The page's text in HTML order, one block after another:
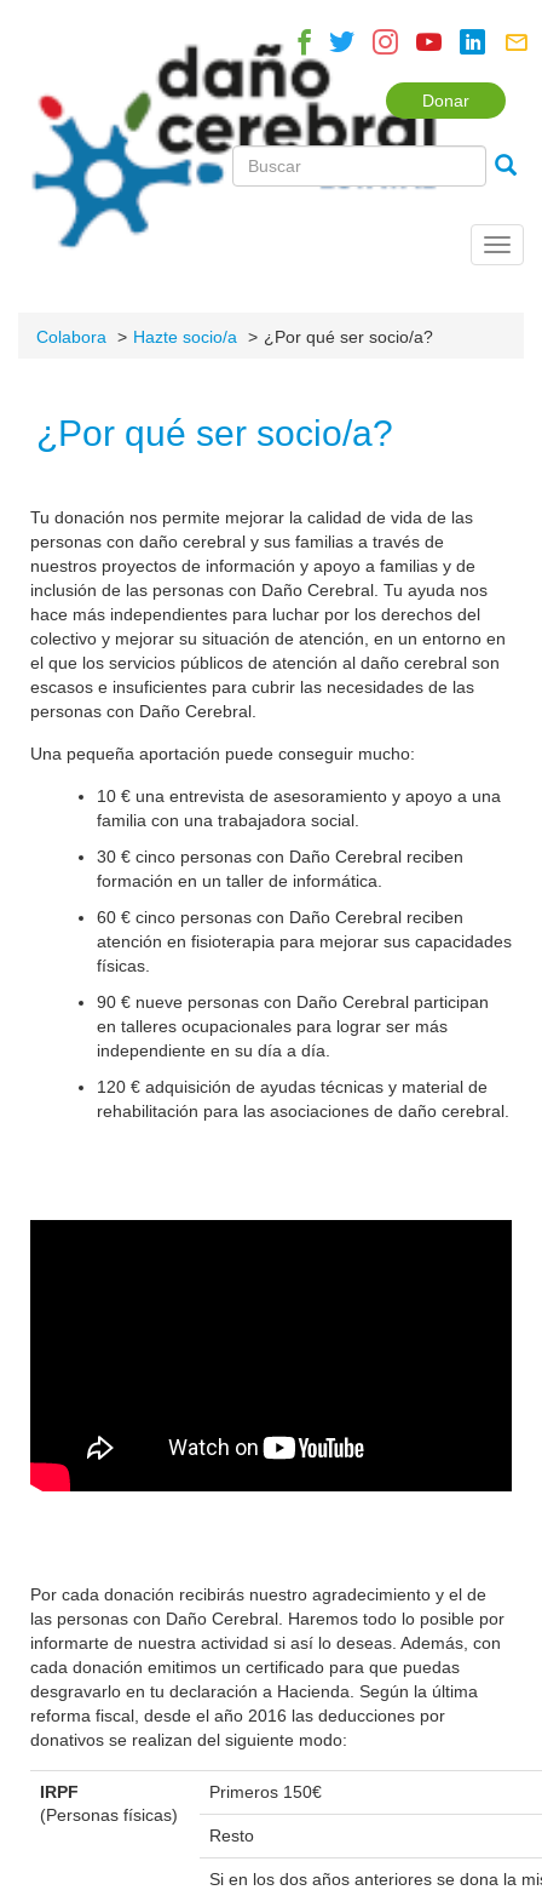
Donar
Colabora Hazte socio/a ¿Por qué ser socio/a?
¿Por qué ser socio/a?
Tu donación nos permite mejorar la calidad de vida de las
personas con daño cerebral y sus familias a través de
nuestros proyectos de información y apoyo a familias y de
inclusión de las personas con Daño Cerebral. Tu ayuda nos
hace más independientes para luchar por los derechos del
colectivo y mejorar su situación de atención, en un entorno en
el que los servicios públicos de atención al daño cerebral son
escasos e insuficientes para cubrir las necesidades de las
personas con Daño Cerebral.
Una pequeña aportación puede conseguir mucho:
10 € una entrevista de asesoramiento y apoyo a una
familia con una trabajadora social.
30 € cinco personas con Daño Cerebral reciben
formación en un taller de informática.
60 € cinco personas con Daño Cerebral reciben
atención en fisioterapia para mejorar sus capacidades
físicas.
90 € nueve personas con Daño Cerebral participan
en talleres ocupacionales para lograr ser más
independiente en su día a día.
120 € adquisición de ayudas técnicas y material de
rehabilitación para las asociaciones de daño cerebral.
Por cada donación recibirás nuestro agradecimiento y el de
las personas con Daño Cerebral. Haremos todo lo posible por
informarte de nuestra actividad si así lo deseas. Además, con
cada donación emitimos un certificado para que puedas
desgravarlo en tu declaración a Hacienda. Según la última
reforma fiscal, desde el año 2016 las deducciones por
donativos se realizan del siguiente modo:
IRPF
(Personas físicas)
Primeros 150€
Resto
Si en los dos años anteriores se dona la